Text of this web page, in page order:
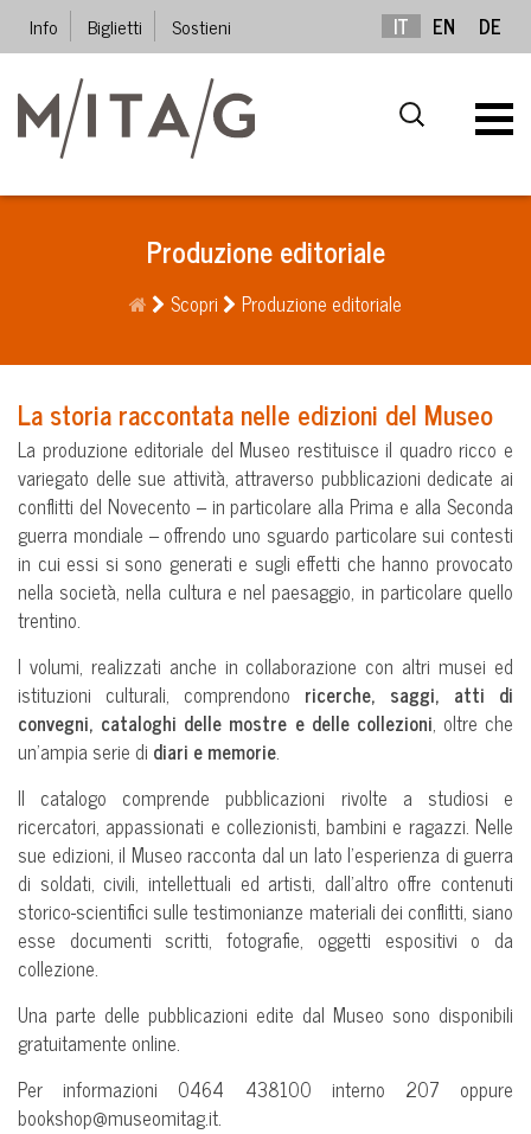
Info Biglietti Sostieni IT EN DE
Produzione editoriale
Scopri Produzione editoriale
La storia raccontata nelle edizioni del Museo
La produzione editoriale del Museo restituisce il quadro ricco e
variegato delle sue attività, attraverso pubblicazioni dedicate ai
conflitti del Novecento – in particolare alla Prima e alla Seconda
guerra mondiale – offrendo uno sguardo particolare sui contesti
in cui essi si sono generati e sugli effetti che hanno provocato
nella società, nella cultura e nel paesaggio, in particolare quello
trentino.
I volumi, realizzati anche in collaborazione con altri musei ed
istituzioni culturali, comprendono ricerche, saggi, atti di
convegni, cataloghi delle mostre e delle collezioni, oltre che
un’ampia serie di diari e memorie.
Il catalogo comprende pubblicazioni rivolte a studiosi e
ricercatori, appassionati e collezionisti, bambini e ragazzi. Nelle
sue edizioni, il Museo racconta dal un lato l’esperienza di guerra
di soldati, civili, intellettuali ed artisti, dall’altro offre contenuti
storico-scientifici sulle testimonianze materiali dei conflitti, siano
esse documenti scritti, fotografie, oggetti espositivi o da
collezione.
Una parte delle pubblicazioni edite dal Museo sono disponibili
gratuitamente online.
Per informazioni 0464 438100 interno 207 oppure
bookshop@museomitag.it.